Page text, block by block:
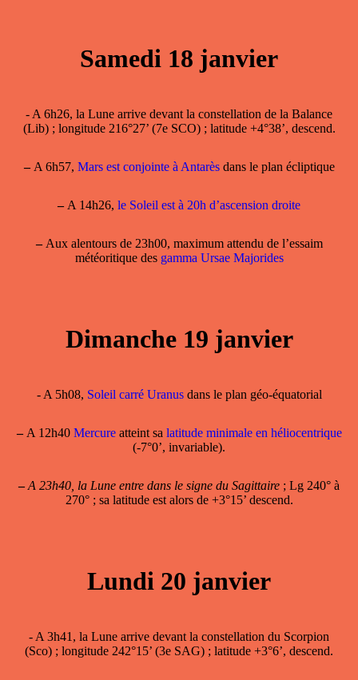
Samedi 18 janvier
- A 6h26, la Lune arrive devant la constellation de la Balance
(Lib) ; longitude 216°27’ (7e SCO) ; latitude +4°38’, descend.
–A 6h57, Mars est conjointe à Antarèsdans le plan écliptique
–A 14h26, le Soleil est à 20h d’ascension droite
–Aux alentours de 23h00, maximum attendu de l’essaim
météoritique des gamma Ursae Majorides
Dimanche 19 janvier
- A 5h08, Soleil carré Uranusdans le plan géo-équatorial
–A 12h40 Mercureatteint sa latitude minimale en héliocentrique
(-7°0’, invariable).
– A 23h40, la Lune entre dans le signe du Sagittaire ; Lg 240° à
270° ; sa latitude est alors de +3°15’ descend.
Lundi 20 janvier
- A 3h41, la Lune arrive devant la constellation du Scorpion
(Sco) ; longitude 242°15’ (3e SAG) ; latitude +3°6’, descend.